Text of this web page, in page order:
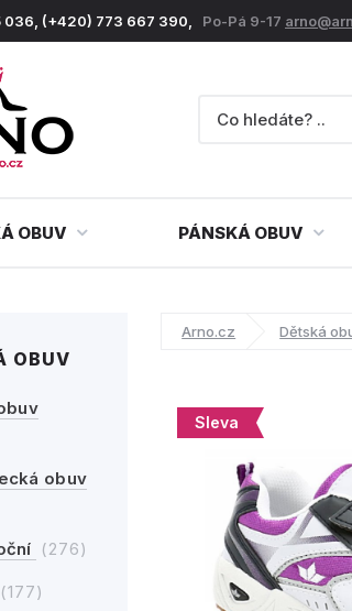
036, (+420) 773 667 390, Po-Pá 9-17
OBUV PÁNSKÁ OBUV
OBUV
obuv
(276)
(177)
Arno.cz Dětská
Sleva